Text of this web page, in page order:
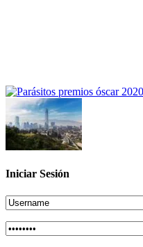
Iniciar Sesión